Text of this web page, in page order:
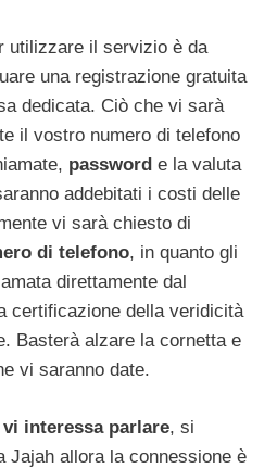
utilizzare il servizio è da
una registrazione gratuita
dedicata. Ciò che vi sarà
il vostro numero di telefono
password e la valuta
addebitati i costi delle
vi sarà chiesto di
di telefono, in quanto gli
direttamente dal
certificazione della veridicità
Basterà alzare la cornetta e
vi saranno date.
interessa parlare, si
Jajah allora la connessione è